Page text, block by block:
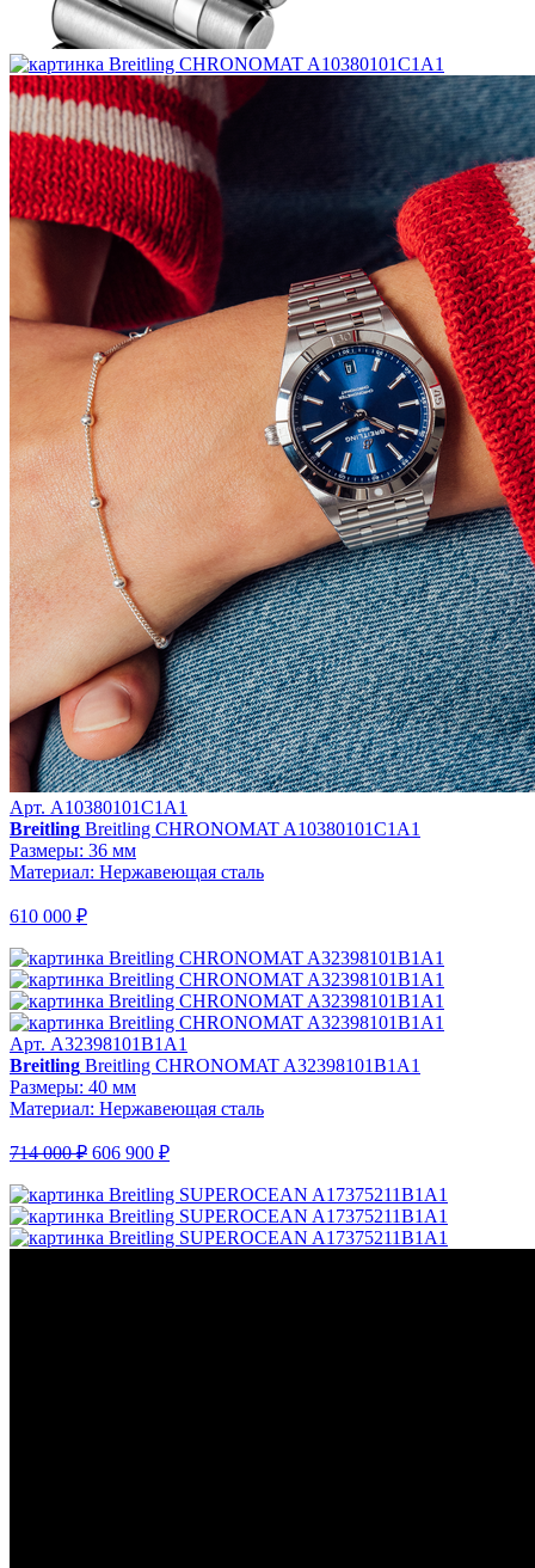
Арт. A10380101C1A1
Breitling Breitling CHRONOMAT A10380101C1A1
Размеры: 36 мм
Материал: Нержавеющая сталь
610 000 ₽
Арт. A32398101B1A1
Breitling Breitling CHRONOMAT A32398101B1A1
Размеры: 40 мм
Материал: Нержавеющая сталь
714 000 ₽ 606 900 ₽